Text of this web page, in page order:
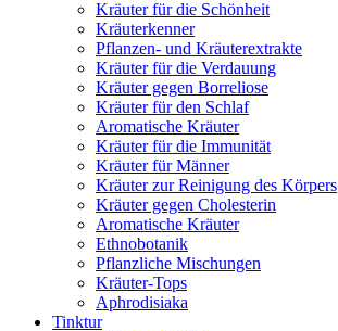
Kräuter für die Schönheit
Kräuterkenner
Pflanzen- und Kräuterextrakte
Kräuter für die Verdauung
Kräuter gegen Borreliose
Kräuter für den Schlaf
Aromatische Kräuter
Kräuter für die Immunität
Kräuter für Männer
Kräuter zur Reinigung des Körpers
Kräuter gegen Cholesterin
Aromatische Kräuter
Ethnobotanik
Pflanzliche Mischungen
Kräuter-Tops
Aphrodisiaka
Tinktur